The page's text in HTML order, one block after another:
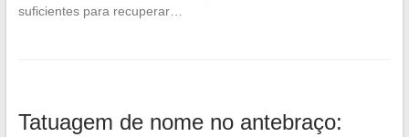
suficientes para recuperar…
Tatuagem de nome no antebraço: